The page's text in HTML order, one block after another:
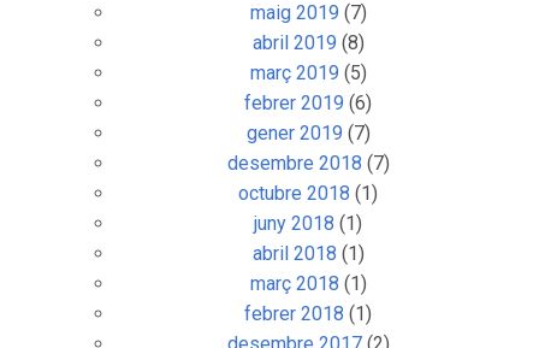
maig 2019 (7)
abril 2019 (8)
març 2019 (5)
febrer 2019 (6)
gener 2019 (7)
desembre 2018 (7)
octubre 2018 (1)
juny 2018 (1)
abril 2018 (1)
març 2018 (1)
febrer 2018 (1)